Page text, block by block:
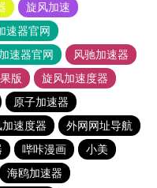
旋风加速
速器官网
速器官网
风驰加速器
版
旋风加速度器
原子加速器
速度器
外网网址导航
哔咔漫画
小美
海鸥加速器